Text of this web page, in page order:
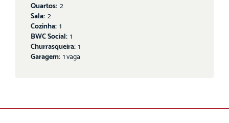
Quartos: 2
Sala: 2
Cozinha: 1
BWC Social: 1
Churrasqueira: 1
Garagem: 1 vaga